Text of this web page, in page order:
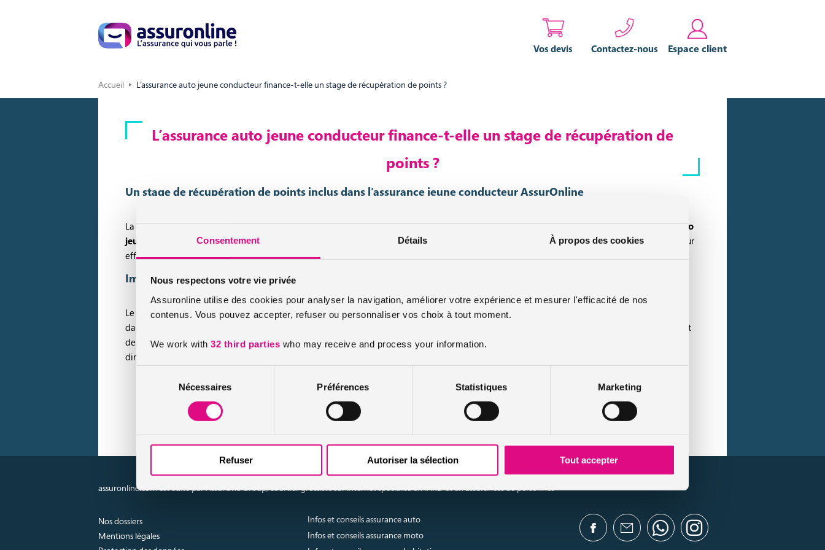
Consentement Détails À propos des cookies
Nous respectons votre vie privée
Assuronline utilise des cookies pour analyser la navigation, améliorer votre expérience et mesurer l'efficacité de nos
contenus. Vous pouvez accepter, refuser ou personnaliser vos choix à tout moment.
We work with 32 third parties who may receive and process your information.
consentement
Nécessaires Préférences Statistiques Marketing
Refuser Autoriser la sélection Tout accepter
Vos devis Contactez-nous Espace client
Accueil L’assurance auto jeune conducteur finance-t-elle un stage de récupération de points ?
L’assurance auto jeune conducteur finance-t-elle un stage de récupération de
points ?
Un stage de récupération de points inclus dans l’assurance jeune conducteur AssurOnline
La prise en charge d’unstage de récupération de pointsest incluse dans toutes les formules proposées par AssurOnline pour l‘assurance auto
jeune
! Ainsi, même s’il convient de rester très prudent sur la route, tu sais qu’en cas d’écart sur la route, tu pourras compter sur AssurOnline pour
effectuer un stage et récupérer les point perdus.
Impossible en cas d’un retrait de 6 points au jeune conducteur
Le stage de récupération de pointssera particulièrement intéressant si tu as perdu de 1 à 3 ou 4 points pour reconstituer les 6 points présents
dans le
Le retrait
des 6 points de ton permis probatoire au cours de la 1ère année de permis ne sera pas « rattrapable » par un stage puisqu’il conduira
directement à l’annulation de ton permis de conduire. Prudence maximale donc !
Réaliser un devis en ligne
assuronline.com est édité par AssurOne Group, courtier grossiste sur internet spécialisé en IARD et en assurances de personnes
Nos dossiers
Mentions légales
Infos et conseils assurance auto
Infos et conseils assurance moto